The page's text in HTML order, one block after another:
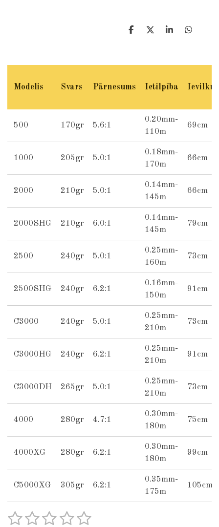
S
S
S
S
Modelis Svars Pārnesums Ietilpība
500 170gr 5.6:1
0.20mm-
110m
69cm
1000 205gr 5.0:1
0.18mm-
170m
66cm
2000 210gr 5.0:1
0.14mm-
145m
66cm
2000SHG 210gr 6.0:1
0.14mm-
145m
79cm
2500 240gr 5.0:1
0.25mm-
160m
73cm
2500SHG 240gr 6.2:1
0.16mm-
150m
91cm
C3000 240gr 5.0:1
0.25mm-
210m
73cm
C3000HG 240gr 6.2:1
0.25mm-
210m
91cm
C3000DH 265gr 5.0:1
0.25mm-
210m
73cm
4000 280gr 4.7:1
0.30mm-
180m
75cm
4000XG 280gr 6.2:1
0.30mm-
180m
99cm
C5000XG 305gr 6.2:1
0.35mm-
175m
105cm
R
1 2 3 4 5
S